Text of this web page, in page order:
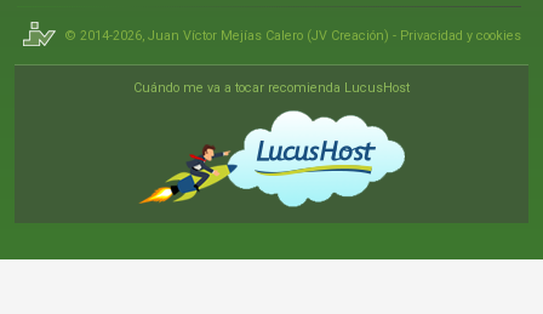
© 2014-2026, Juan Víctor Mejías Calero(JV Creación) - Privacidad y cookies
Cuándo me va a tocar recomienda LucusHost